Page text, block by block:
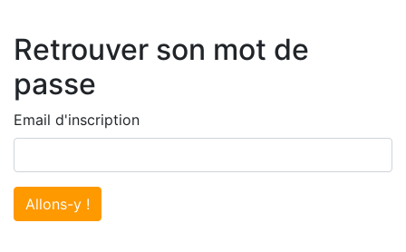
Retrouver son mot de
passe
Email d'inscription
Allons-y !